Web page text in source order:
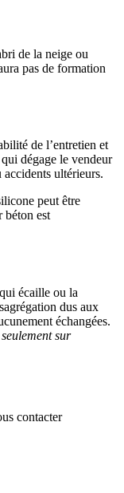
de la neige ou
pas de formation
de l’entretien et
dégage le vendeur
ultérieurs.
peut être
béton est
écaille ou la
dus aux
échangées.
sur
contacter